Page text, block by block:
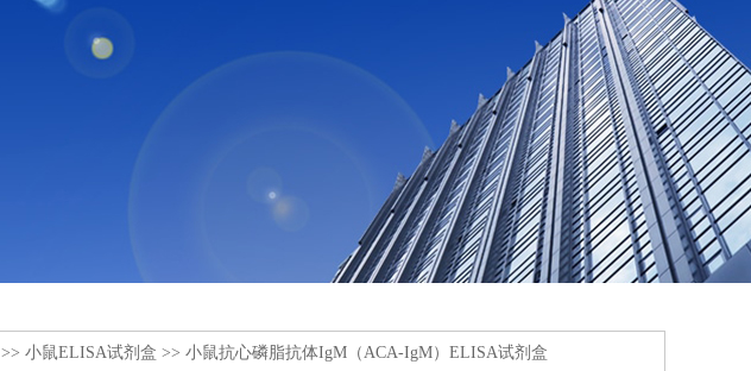
>> 小鼠ELISA试剂盒 >> 小鼠抗心磷脂抗体IgM（ACA-IgM）ELISA试剂盒